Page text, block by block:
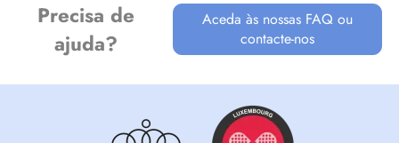
Precisa de
ajuda?
Aceda às nossas FAQ ou
contacte-nos